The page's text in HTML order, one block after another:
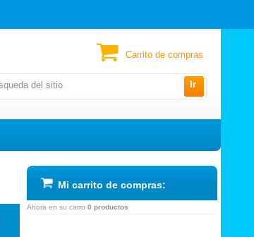
Ir
Carrito de compras
Mi carrito de compras:
Ahora en su carro 0 productos